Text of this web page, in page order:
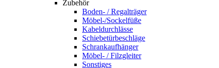
Zubehör
Boden- / Regalträger
Möbel-/Sockelfüße
Kabeldurchlässe
Schiebetürbeschläge
Schrankaufhänger
Möbel- / Filzgleiter
Sonstiges